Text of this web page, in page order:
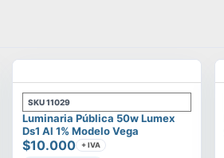
SKU11029
Luminaria Pública 50w Lumex
Ds1 Al 1% Modelo Vega
$10.000 + IVA